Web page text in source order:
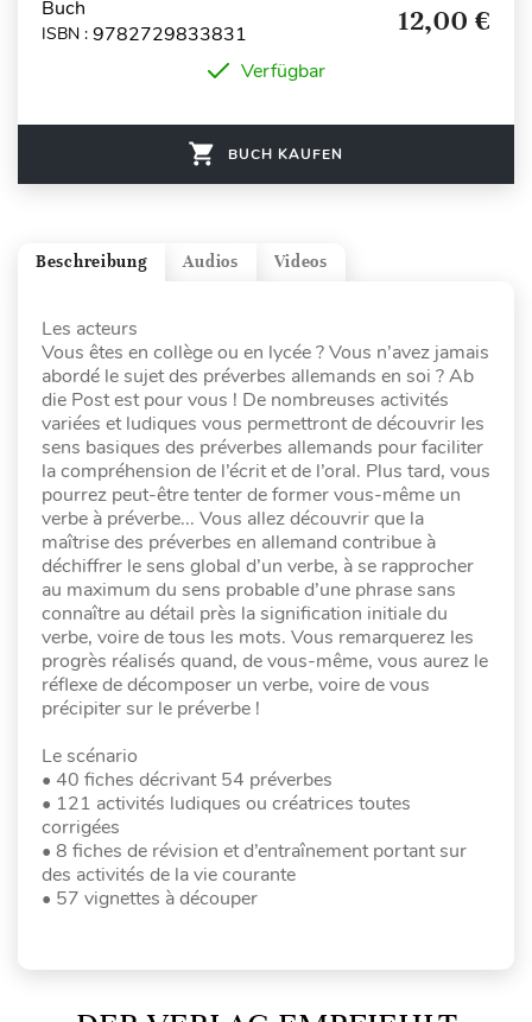
Buch
ISBN : 9782729833831 12,00 €
Verfügbar
BUCH KAUFEN
Videos
Audios
Beschreibung
Les acteurs
Vous êtes en collège ou en lycée ? Vous n’avez jamais
abordé le sujet des préverbes allemands en soi ? Ab
die Post est pour vous ! De nombreuses activités
variées et ludiques vous permettront de découvrir les
sens basiques des préverbes allemands pour faciliter
la compréhension de l’écrit et de l’oral. Plus tard, vous
pourrez peut-être tenter de former vous-même un
verbe à préverbe... Vous allez découvrir que la
maîtrise des préverbes en allemand contribue à
déchiffrer le sens global d’un verbe, à se rapprocher
au maximum du sens probable d’une phrase sans
connaître au détail près la signification initiale du
verbe, voire de tous les mots. Vous remarquerez les
progrès réalisés quand, de vous-même, vous aurez le
réflexe de décomposer un verbe, voire de vous
précipiter sur le préverbe !
Le scénario
• 40 fiches décrivant 54 préverbes
• 121 activités ludiques ou créatrices toutes
corrigées
• 8 fiches de révision et d’entraînement portant sur
des activités de la vie courante
• 57 vignettes à découper